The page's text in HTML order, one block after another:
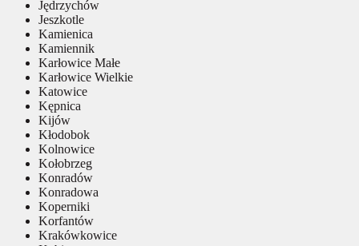
Jędrzychów
Jeszkotle
Kamienica
Kamiennik
Karłowice Małe
Karłowice Wielkie
Katowice
Kępnica
Kijów
Kłodobok
Kolnowice
Kołobrzeg
Konradów
Konradowa
Koperniki
Korfantów
Krakówkowice